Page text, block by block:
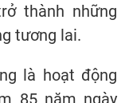
thành những
tương lai.
là hoạt động
85 năm ngày